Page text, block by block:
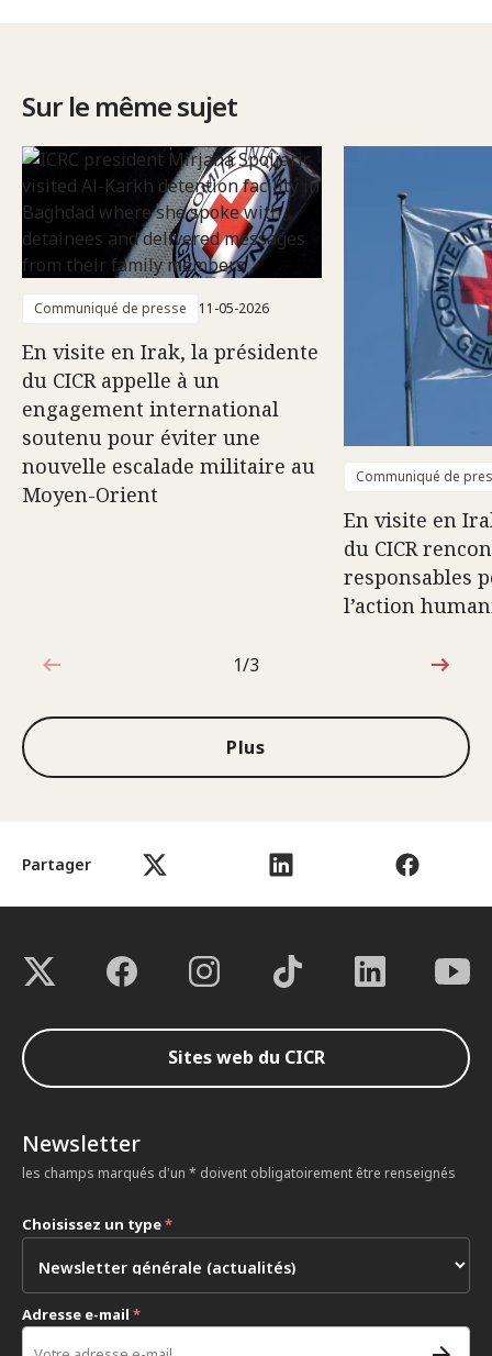
Partager
Sur le même sujet
Communiqué de presse 11-05-2026
En visite en Irak, la présidente
du CICR appelle à un
engagement international
soutenu pour éviter une
nouvelle escalade militaire au
Moyen-Orient
Communiqué de
En visite en
du CICR
responsables
l’action
1sur3
1/3
Plus
Sites web du CICR
Newsletter
les champs marqués d'un * doivent obligatoirement être renseignés
Choisissez un type*
Adresse e-mail *